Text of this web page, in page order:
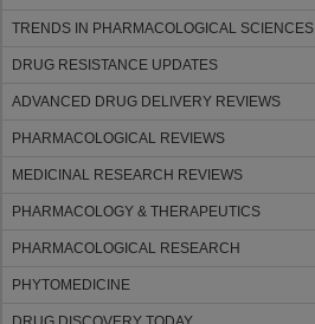
TRENDS IN PHARMACOLOGICAL SCIENCES
DRUG RESISTANCE UPDATES
ADVANCED DRUG DELIVERY REVIEWS
PHARMACOLOGICAL REVIEWS
MEDICINAL RESEARCH REVIEWS
PHARMACOLOGY & THERAPEUTICS
PHARMACOLOGICAL RESEARCH
PHYTOMEDICINE